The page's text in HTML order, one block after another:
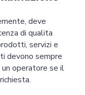
deve
di qualita
servizi e
devono sempre
operatore se il